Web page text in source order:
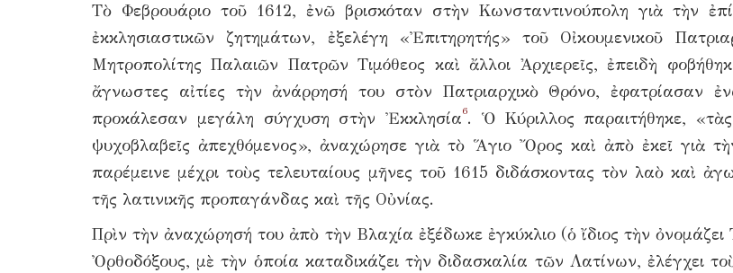
Τὸ Φεβρουάριο τοῦ 1612, ἐνῶ βρισκόταν στὴν Κωνσταντινούπολη γιὰ τὴν
ἐκκλησιαστικῶν ζητημάτων, ἐξελέγη «Ἐπιτηρητής» τοῦ Οἰκουμενικοῦ
Μητροπολίτης Παλαιῶν Πατρῶν Τιμόθεος καὶ ἄλλοι Ἀρχιερεῖς, ἐπειδὴ
ἄγνωστες αἰτίες τὴν ἀνάρρησή του στὸν Πατριαρχικὸ Θρόνο, ἐφατρίασαν
προκάλεσαν μεγάλη σύγχυση στὴν Ἐκκλησία6. Ὁ Κύριλλος παραιτήθηκε,
ψυχοβλαβεῖς ἀπεχθόμενος», ἀναχώρησε γιὰ τὸ Ἅγιο Ὄρος καὶ ἀπὸ ἐκεῖ γιὰ
παρέμεινε μέχρι τοὺς τελευταίους μῆνες τοῦ 1615 διδάσκοντας τὸν λαὸ καὶ
τῆς λατινικῆς προπαγάνδας καὶ τῆς Οὐνίας.
Πρὶν τὴν ἀναχώρησή του ἀπὸ τὴν Βλαχία ἐξέδωκε ἐγκύκλιο (ὁ ἴδιος τὴν ὀνομάζει
Ὀρθοδόξους, μὲ τὴν ὁποία καταδικάζει τὴν διδασκαλία τῶν Λατίνων, ἐλέγχει